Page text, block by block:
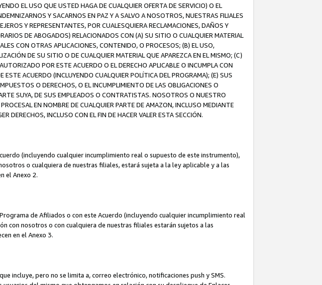
EL USO QUE USTED HAGA DE CUALQUIER OFERTA DE SERVICIO) O EL
Y SACARNOS EN PAZ Y A SALVO A NOSOTROS, NUESTRAS FILIALES
Y REPRESENTANTES, POR CUALESQUIERA RECLAMACIONES, DAÑOS Y
DE ABOGADOS) RELACIONADOS CON (A) SU SITIO O CUALQUIER MATERIAL
CON OTRAS APLICACIONES, CONTENIDO, O PROCESOS; (B) EL USO,
DE SU SITIO O DE CUALQUIER MATERIAL QUE APAREZCA EN EL MISMO; (C)
POR ESTE ACUERDO O EL DERECHO APLICABLE O INCUMPLA CON
ACUERDO (INCLUYENDO CUALQUIER POLÍTICA DEL PROGRAMA); (E) SUS
O DERECHOS, O EL INCUMPLIMIENTO DE LAS OBLIGACIONES O
SUYA, DE SUS EMPLEADOS O CONTRATISTAS. NOSOTROS O NUESTRO
EN NOMBRE DE CUALQUIER PARTE DE AMAZON, INCLUSO MEDIANTE
DERECHOS, INCLUSO CON EL FIN DE HACER VALER ESTA SECCIÓN.
(incluyendo cualquier incumplimiento real o supuesto de este instrumento),
o cualquiera de nuestras filiales, estará sujeta a la ley aplicable y a las
el Anexo 2.
de Afiliados o con este Acuerdo (incluyendo cualquier incumplimiento real
con nosotros o con cualquiera de nuestras filiales estarán sujetos a las
en el Anexo 3.
incluye, pero no se limita a, correo electrónico, notificaciones push y SMS.